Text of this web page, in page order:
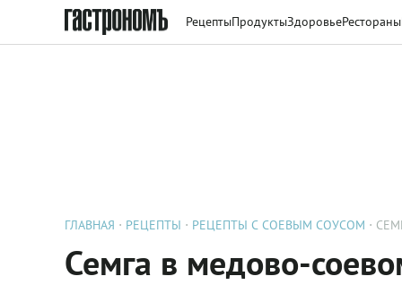
РецептыПродуктыЗдоровьеРестораны
ГЛАВНАЯ РЕЦЕПТЫ РЕЦЕПТЫ С СОЕВЫМ СОУСОМ
Семга в медово-